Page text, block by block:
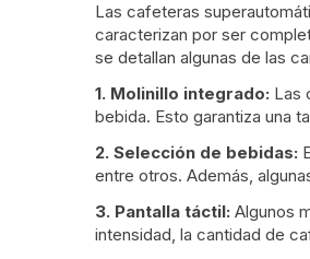
Las cafeteras
caracterizan por ser
se detallan algunas de las
1. Molinillo integrado: Las
bebida. Esto garantiza una
2. Selección de bebidas:
entre otros. Además,
3. Pantalla táctil: Algunos
intensidad, la cantidad de